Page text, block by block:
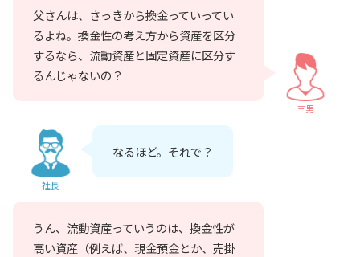
父さんは、さっきから換金っていってい
るよね。換金性の考え方から資産を区分
するなら、流動資産と固定資産に区分す
るんじゃないの？
三男
社長
なるほど。それで？
うん、流動資産っていうのは、換金性が
高い資産（例えば、現金預金とか、売掛